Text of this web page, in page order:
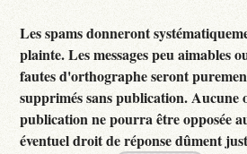
Les spams donneront
plainte. Les messages peu aimables
fautes d'orthographe seront
supprimés sans publication. Aucune
publication ne pourra être opposée
éventuel droit de réponse dûment